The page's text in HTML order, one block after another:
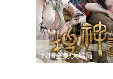
1-18全集/大结局